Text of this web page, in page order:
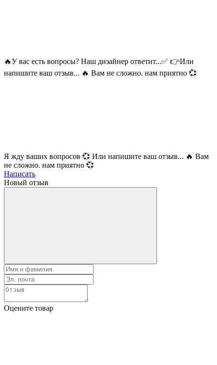
🔥У вас есть вопросы? Наш дизайнер ответит...✅ 👉Или
напишите ваш отзыв... 🔥 Вам не сложно. нам приятно 💞
Я жду ваших вопросов 💞 Или напишите ваш отзыв... 🔥 Вам
не сложно. нам приятно 💞
Написать
Новый отзыв
Оцените товар